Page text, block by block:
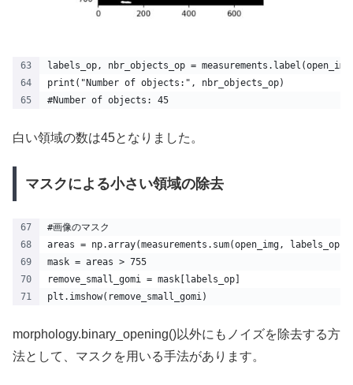
labels_op, nbr_objects_op =
print("Number of objects:", nbr_objects_op)
#Number of objects: 45
白い領域の数は45となりました。
マスクによる小さい領域の除去
#画像のマスク
areas = np.array(measurements.sum(open_img,
mask = areas > 755
remove_small_gomi = mask[labels_op]
plt.imshow(remove_small_gomi)
morphology.binary_opening()以外にもノイズを除去する方
法として、マスクを用いる手法があります。